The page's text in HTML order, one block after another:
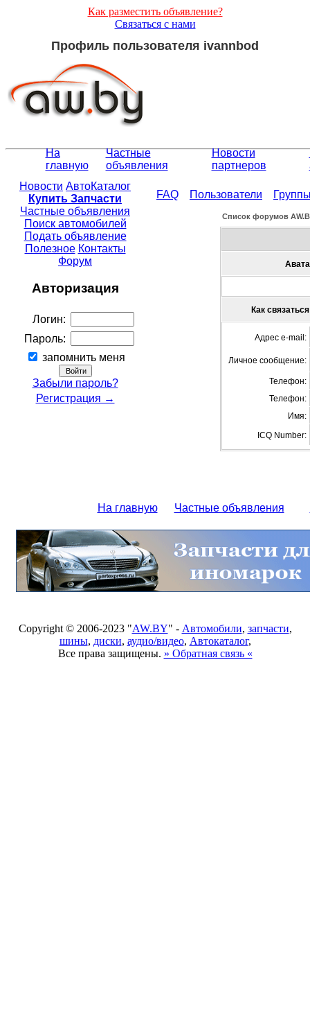
Как разместить объявление?
Связаться с нами
Профиль пользователя ivannbod
На
главную
Частные
объявления
Новости
партнеров
Новости АвтоКаталог
Купить Запчасти
Частные объявления
Поиск автомобилей
Подать объявление
Полезное Контакты
Форум
Авторизация
Логин:
Пароль:
запомнить меня
Забыли пароль?
Регистрация →
FAQ Пользователи
Список форумов
Как
Адрес e-mail:
Личное сообщение:
Телефон:
Телефон:
Имя:
ICQ Number:
На главную Частные объявления
Copyright © 2006-2023 "AW.BY" - Автомобили, запчасти,
шины, диски, аудио/видео, Автокаталог,
Все права защищены. » Обратная связь «